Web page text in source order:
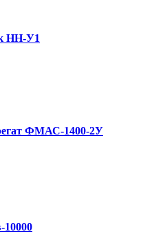
НН-У1
ФМАС-1400-2У
10000